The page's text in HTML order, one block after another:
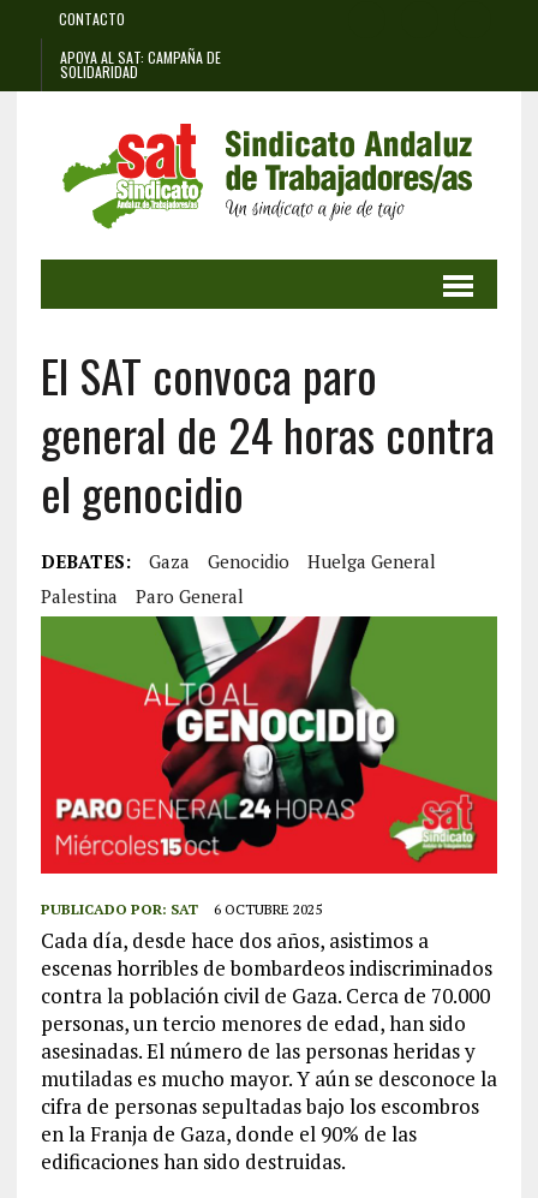
CONTACTO
APOYA AL SAT: CAMPAÑA DE
SOLIDARIDAD
El SAT convoca paro
general de 24 horas contra
el genocidio
DEBATES: Gaza Genocidio
Huelga General
Palestina
Paro General
PUBLICADO POR: SAT 6 OCTUBRE 2025
Cada día, desde hace dos años, asistimos a
escenas horribles de bombardeos indiscriminados
contra la población civil de Gaza. Cerca de 70.000
personas, un tercio menores de edad, han sido
asesinadas. El número de las personas heridas y
mutiladas es mucho mayor. Y aún se desconoce la
cifra de personas sepultadas bajo los escombros
en la Franja de Gaza, donde el 90% de las
edificaciones han sido destruidas.